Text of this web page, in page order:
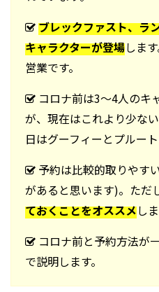
ブレックファスト、ラ
キャラクターが登場しま
営業です。
コロナ前は3～4人のキ
が、現在はこれより少な
日はグーフィーとプルー
予約は比較的取りやす
があると思います)。ただ
ておくことをオススメしま
コロナ前と予約方法が
で説明します。